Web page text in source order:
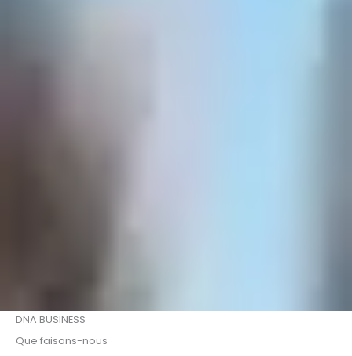
DNA BUSINESS
Que faisons-nous